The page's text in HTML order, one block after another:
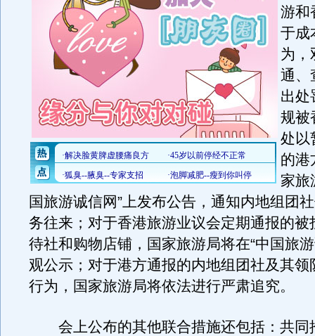
游和
于成
为，
通、
出处
规被
处以
的港
家旅
国旅游诚信网”上发布公告，通知内地组团
务往来；对于香港旅游业议会定期通报的被
待社和购物店铺，国家旅游局将在“中国旅
观公示；对于港方通报的内地组团社及其领
行为，国家旅游局将依法进行严肃追究。
会上公布的其他联合措施还包括：共同